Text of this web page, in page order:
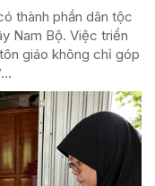
thành phần dân tộc
Nam Bộ. Việc triển
giáo không chỉ góp